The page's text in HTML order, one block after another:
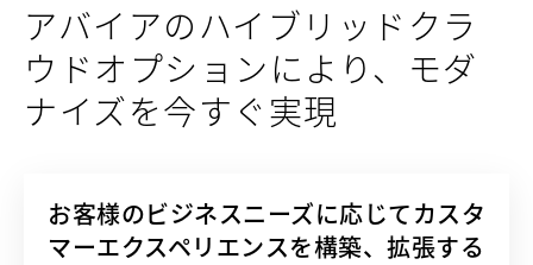
アバイアのハイブリッドクラ
ウドオプションにより、モダ
ナイズを今すぐ実現
お客様のビジネスニーズに応じてカスタ
マーエクスペリエンスを構築、拡張する